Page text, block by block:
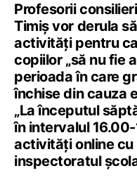
Profesorii
Timiș vor derula
activități pentru
copiilor „să nu fie
perioada în care
închise din cauza
„La începutul
în intervalul
activități online cu
inspectoratul